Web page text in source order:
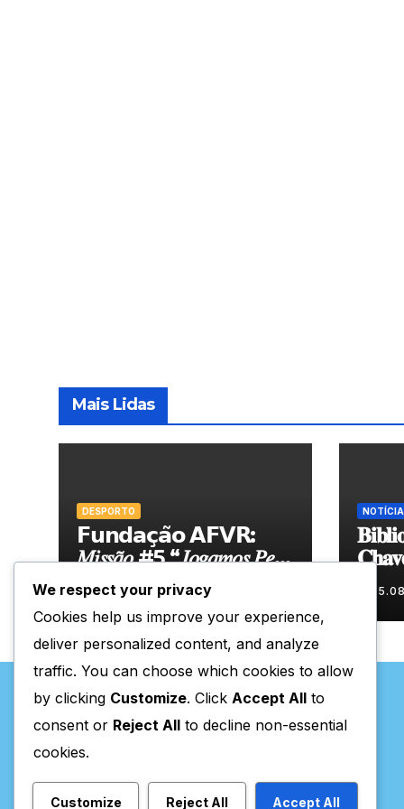
Mais Lidas
DESPORTO
𝗙𝘂𝗻𝗱𝗮𝗰̧𝗮̃𝗼 𝗔𝗙𝗩𝗥:
𝑀𝑖𝑠𝑠𝑎̃𝑜 #5 “𝐽𝑜𝑔𝑎𝑚𝑜𝑠 𝑃𝑒𝑙𝑎
𝑁𝑜𝑠𝑠𝑎 𝑇𝑒𝑟𝑟𝑎”
05.08.2026
NOTÍCIA
Valpaços Online
We respect your privacy
Cookies help us improve your experience,
deliver personalized content, and analyze
traffic. You can choose which cookies to allow
by clicking Customize. Click Accept All to
consent or Reject All to decline non-essential
cookies.
Customize Reject All Accept All